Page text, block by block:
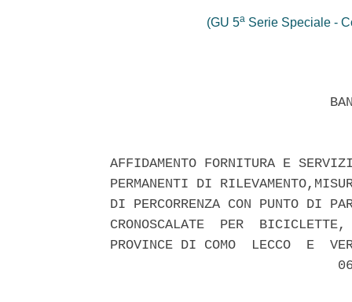
(GU 5a Serie Speciale -